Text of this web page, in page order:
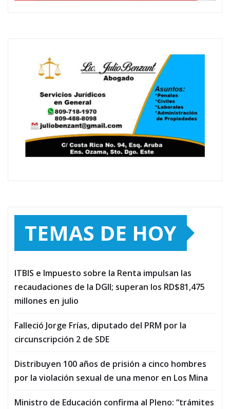
TEMAS DE HOY
ITBIS e Impuesto sobre la Renta impulsan las
recaudaciones de la DGII; superan los RD$81,475
millones en julio
Falleció Jorge Frías, diputado del PRM por la
circunscripción 2 de SDE
Distribuyen 100 años de prisión a cinco hombres
por la violación sexual de una menor en Los Mina
Ministro de Educación confirma al Pleno: “trámites